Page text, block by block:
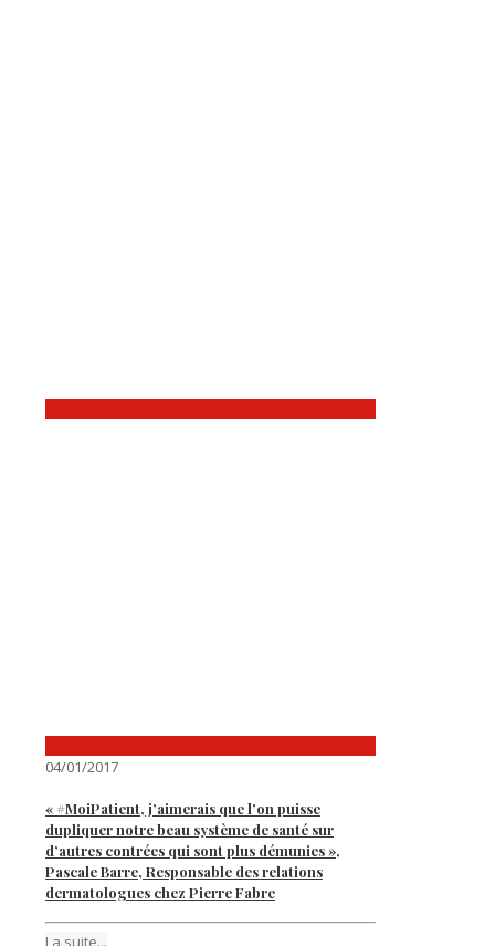
04/01/2017
« #MoiPatient, j’aimerais que l’on puisse
dupliquer notre beau système de santé sur
d’autres contrées qui sont plus démunies »,
Pascale Barre, Responsable des relations
dermatologues chez Pierre Fabre
La suite...